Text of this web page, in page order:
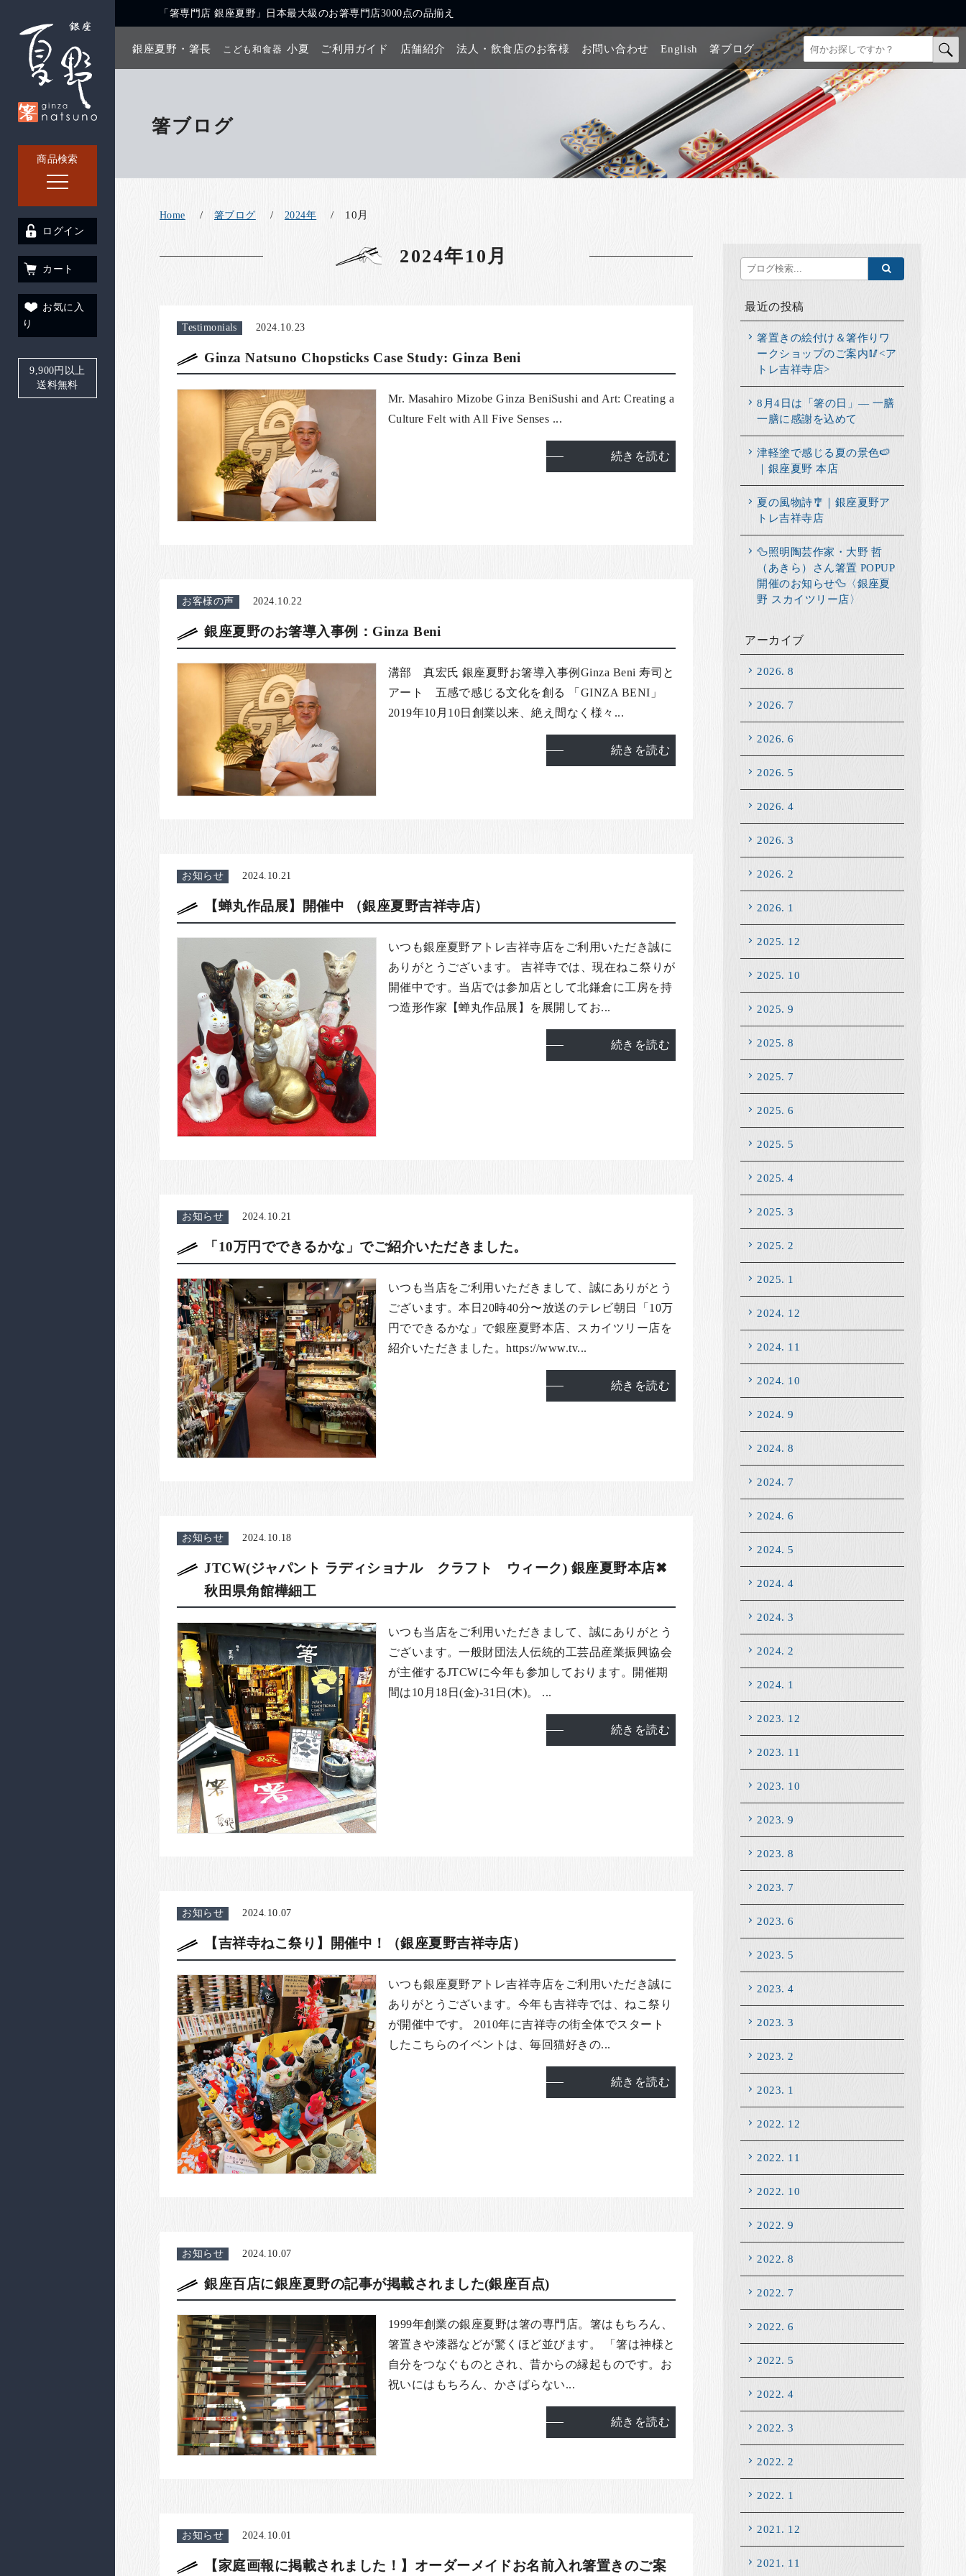
商品検索
「箸専門店 銀座夏野」日本最大級のお箸専門店3000点の品揃え
銀座夏野・箸長 こども和食器 小夏 ご利用ガイド 店舗紹介 法人・飲食店のお客様 お問い合わせ English 箸ブログ
ログイン
カート
お気に入
り
9,900円以上
送料無料
箸ブログ
Home 箸ブログ 2024年 10月
2024年10月
Testimonials 2024.10.23
Ginza Natsuno Chopsticks Case Study: Ginza Beni
Mr. Masahiro Mizobe Ginza BeniSushi and Art: Creating a
Culture Felt with All Five Senses ...
続きを読む
お客様の声 2024.10.22
銀座夏野のお箸導入事例：Ginza Beni
溝部 真宏氏 銀座夏野お箸導入事例Ginza Beni 寿司と
アート 五感で感じる文化を創る 「GINZA BENI」
2019年10月10日創業以来、絶え間なく様々...
続きを読む
お知らせ 2024.10.21
【蝉丸作品展】開催中 （銀座夏野吉祥寺店）
いつも銀座夏野アトレ吉祥寺店をご利用いただき誠に
ありがとうございます。 吉祥寺では、現在ねこ祭りが
開催中です。当店では参加店として北鎌倉に工房を持
つ造形作家【蝉丸作品展】を展開してお...
続きを読む
お知らせ 2024.10.21
「10万円でできるかな」でご紹介いただきました。
いつも当店をご利用いただきまして、誠にありがとう
ございます。本日20時40分〜放送のテレビ朝日「10万
円でできるかな」で銀座夏野本店、スカイツリー店を
紹介いただきました。https://www.tv...
続きを読む
お知らせ 2024.10.18
JTCW(ジャパント ラディショナル クラフト ウィーク) 銀座夏野本店✖︎
秋田県角館樺細工
いつも当店をご利用いただきまして、誠にありがとう
ございます。一般財団法人伝統的工芸品産業振興協会
が主催するJTCWに今年も参加しております。開催期
間は10月18日(金)-31日(木)。 ...
続きを読む
お知らせ 2024.10.07
【吉祥寺ねこ祭り】開催中！（銀座夏野吉祥寺店）
いつも銀座夏野アトレ吉祥寺店をご利用いただき誠に
ありがとうございます。今年も吉祥寺では、ねこ祭り
が開催中です。 2010年に吉祥寺の街全体でスタート
したこちらのイベントは、毎回猫好きの...
続きを読む
お知らせ 2024.10.07
銀座百店に銀座夏野の記事が掲載されました(銀座百点)
1999年創業の銀座夏野は箸の専門店。箸はもちろん、
箸置きや漆器などが驚くほど並びます。 「箸は神様と
自分をつなぐものとされ、昔からの縁起ものです。お
祝いにはもちろん、かさばらない...
続きを読む
お知らせ 2024.10.01
【家庭画報に掲載されました！】オーダーメイドお名前入れ箸置きのご案
最近の投稿
箸置きの絵付け＆箸作りワ
ークショップのご案内🥢<ア
トレ吉祥寺店>
8月4日は「箸の日」― 一膳
一膳に感謝を込めて
津軽塗で感じる夏の景色🍉
｜銀座夏野 本店
夏の風物詩🎐｜銀座夏野ア
トレ吉祥寺店
🦆照明陶芸作家・大野 哲
（あきら）さん箸置 POPUP
開催のお知らせ🦆〈銀座夏
野 スカイツリー店〉
アーカイブ
2026. 8
2026. 7
2026. 6
2026. 5
2026. 4
2026. 3
2026. 2
2026. 1
2025. 12
2025. 10
2025. 9
2025. 8
2025. 7
2025. 6
2025. 5
2025. 4
2025. 3
2025. 2
2025. 1
2024. 12
2024. 11
2024. 10
2024. 9
2024. 8
2024. 7
2024. 6
2024. 5
2024. 4
2024. 3
2024. 2
2024. 1
2023. 12
2023. 11
2023. 10
2023. 9
2023. 8
2023. 7
2023. 6
2023. 5
2023. 4
2023. 3
2023. 2
2023. 1
2022. 12
2022. 11
2022. 10
2022. 9
2022. 8
2022. 7
2022. 6
2022. 5
2022. 4
2022. 3
2022. 2
2022. 1
2021. 12
2021. 11